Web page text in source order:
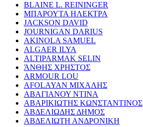
BLAINE L. REININGER
ΜΠΑΡΟΥΤΑ ΗΛΕΚΤΡΑ
JACKSON DAVID
JOURNIGAN DARIUS
AKINOLA SAMUEL
ALGAER ILYA
ALTIPARMAK SELIN
ΆΝΘΗΣ ΧΡΗΣΤΟΣ
ARMOUR LOU
AFOLAYAN ΜΙΧΑΛΗΣ
ΑΒΑΓΙΑΝΟΥ ΝΤΙΝΑ
ΑΒΑΡΙΚΙΩΤΗΣ ΚΩΝΣΤΑΝΤΙΝΟΣ
ΑΒΔΕΛΙΩΔΗΣ ΔΗΜΟΣ
ΑΒΔΕΛΙΩΤΗ ΑΝΔΡΟΝΙΚΗ